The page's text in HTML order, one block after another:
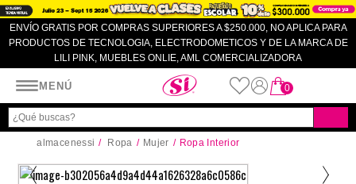
ENVÍO GRATIS POR COMPRAS SUPERIORES A $250.000, NO APLICA PARA
PRODUCTOS DE TECNOLOGIA, ELECTRODOMETICOS Y DE LA MARCA DE
LILI PINK, MUEBLES ONLIE, AML COMERCIALIZADORA
MENÚ
Almacenes SI
0
almacenessi Ropa Mujer Ropa Interior